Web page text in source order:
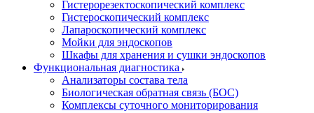
Гистерорезектоскопический комплекс
Гистероскопический комплекс
Лапароскопический комплекс
Мойки для эндоскопов
Шкафы для хранения и сушки эндоскопов
Функциональная диагностика
Анализаторы состава тела
Биологическая обратная связь (БОС)
Комплексы суточного мониторирования